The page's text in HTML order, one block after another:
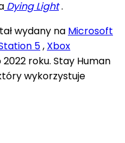
Dying Light.
wydany na Microsoft
5, Xbox
roku. Stay Human
wykorzystuje